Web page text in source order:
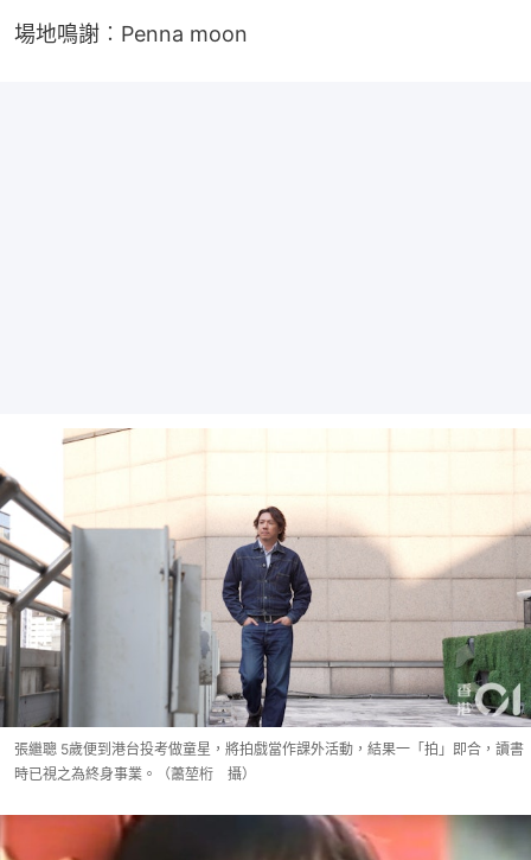
場地鳴謝︰Penna moon
張繼聰 5歲便到港台投考做童星，將拍戲當作課外活動，結果一「拍」即合，讀書
時已視之為終身事業。（蕭堃桁 攝）